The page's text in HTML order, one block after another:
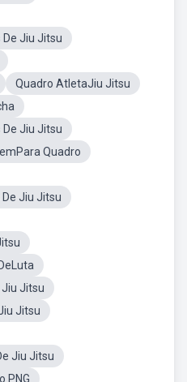
De Jiu Jitsu
Quadro AtletaJiu Jitsu
De Jiu Jitsu
Quadro
De Jiu Jitsu
Jitsu
Jitsu
Jiu Jitsu
PNG